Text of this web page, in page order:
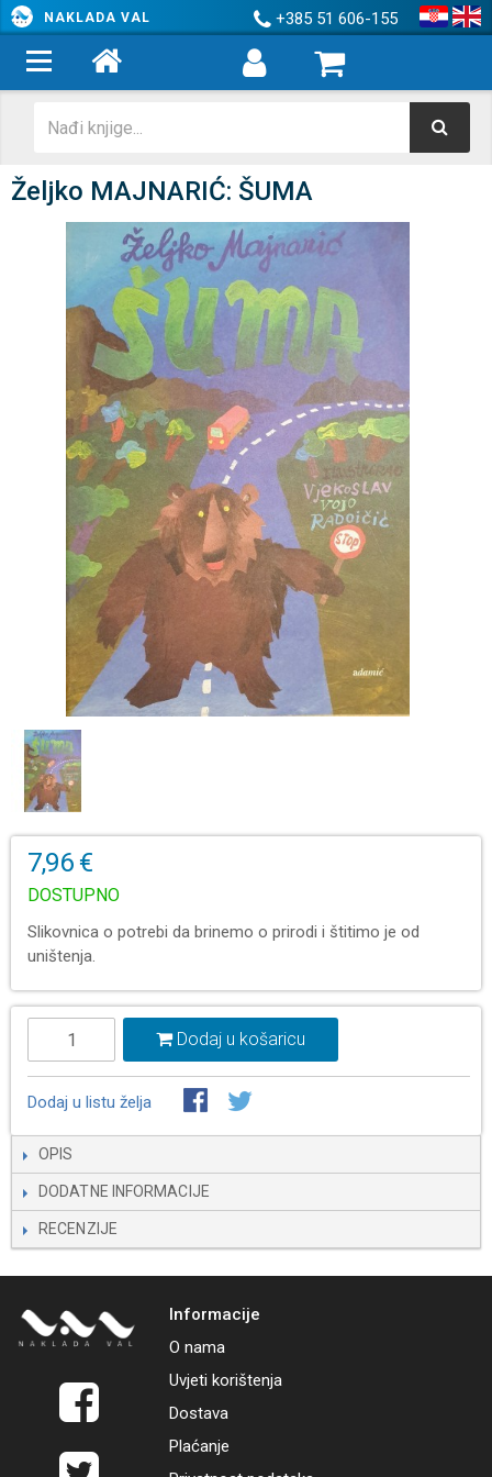
NAKLADA VAL +385 51 606-155
Željko MAJNARIĆ: ŠUMA
7,96 €
DOSTUPNO
Slikovnica o potrebi da brinemo o prirodi i štitimo je od
uništenja.
Dodaj u košaricu
Dodaj u listu želja
OPIS
DODATNE INFORMACIJE
RECENZIJE
Informacije
O nama
Uvjeti korištenja
Dostava
Plaćanje